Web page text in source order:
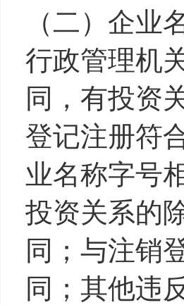
（二）企业
行政管理机
同，有投资
登记注册符
业名称字号
投资关系的
同；与注销
同；其他违